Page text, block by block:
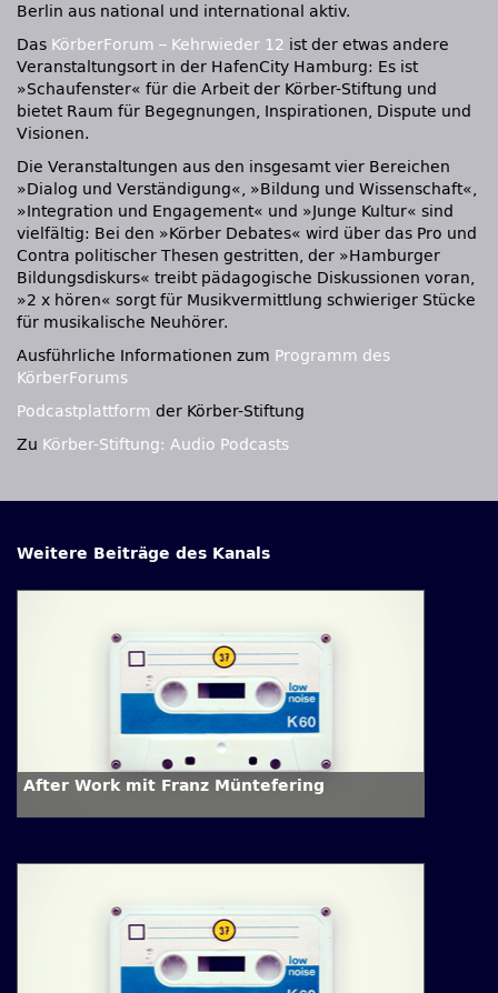
Berlin aus national und international aktiv.
Das KörberForum – Kehrwieder 12 ist der etwas andere
Veranstaltungsort in der HafenCity Hamburg: Es ist
»Schaufenster« für die Arbeit der Körber-Stiftung und
bietet Raum für Begegnungen, Inspirationen, Dispute und
Visionen.
Die Veranstaltungen aus den insgesamt vier Bereichen
»Dialog und Verständigung«, »Bildung und Wissenschaft«,
»Integration und Engagement« und »Junge Kultur« sind
vielfältig: Bei den »Körber Debates« wird über das Pro und
Contra politischer Thesen gestritten, der »Hamburger
Bildungsdiskurs« treibt pädagogische Diskussionen voran,
»2 x hören« sorgt für Musikvermittlung schwieriger Stücke
für musikalische Neuhörer.
Ausführliche Informationen zum Programm des
KörberForums
Podcastplattform der Körber-Stiftung
Zu Körber-Stiftung: Audio Podcasts
Weitere Beiträge des Kanals
After Work mit Franz Müntefering